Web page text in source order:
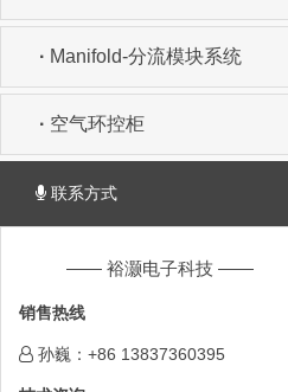
· Manifold-分流模块系统
· 空气环控柜
联系方式
—— 裕灏电子科技 ——
销售热线
孙巍：+86 13837360395